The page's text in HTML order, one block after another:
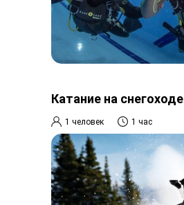
Катание на снегоходе
1 человек 1 час